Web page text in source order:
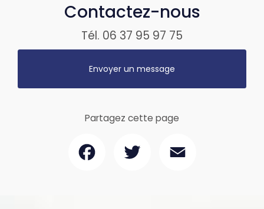
Contactez-nous
Tél. 06 37 95 97 75
Envoyer un message
Partagez cette page